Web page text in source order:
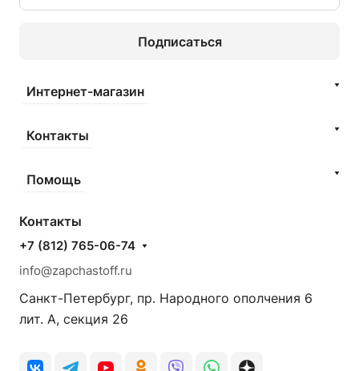
Подписаться
Интернет-магазин
Контакты
Помощь
Контакты
+7 (812) 765-06-74
info@zapchastoff.ru
Санкт-Петербург, пр. Народного ополчения 6
лит. А, секция 26